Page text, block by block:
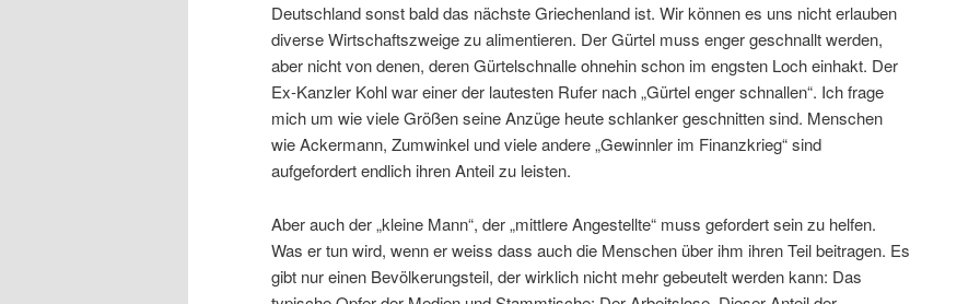
Deutschland sonst bald das nächste Griechenland ist. Wir können es uns nicht erlauben
diverse Wirtschaftszweige zu alimentieren. Der Gürtel muss enger geschnallt werden,
aber nicht von denen, deren Gürtelschnalle ohnehin schon im engsten Loch einhakt. Der
Ex-Kanzler Kohl war einer der lautesten Rufer nach „Gürtel enger schnallen“. Ich frage
mich um wie viele Größen seine Anzüge heute schlanker geschnitten sind. Menschen
wie Ackermann, Zumwinkel und viele andere „Gewinnler im Finanzkrieg“ sind
aufgefordert endlich ihren Anteil zu leisten.
Aber auch der „kleine Mann“, der „mittlere Angestellte“ muss gefordert sein zu helfen.
Was er tun wird, wenn er weiss dass auch die Menschen über ihm ihren Teil beitragen. Es
gibt nur einen Bevölkerungsteil, der wirklich nicht mehr gebeutelt werden kann: Das